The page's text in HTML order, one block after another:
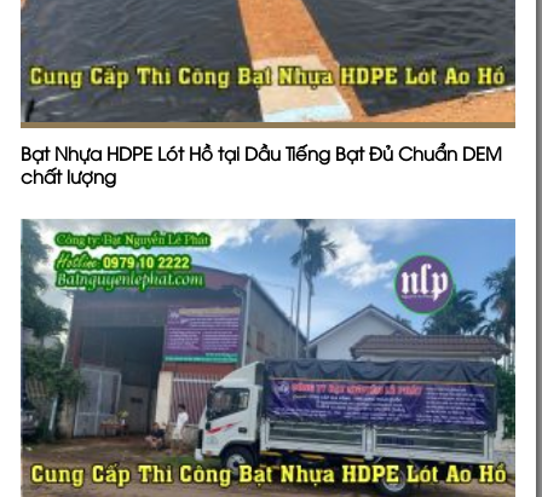
Bạt Nhựa HDPE Lót Hồ tại Dầu Tiếng Bạt Đủ Chuẩn DEM
chất lượng